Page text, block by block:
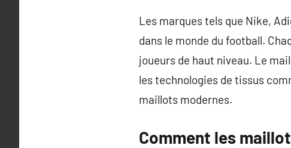
Les marques tels que Nike,
dans le monde du football.
joueurs de haut niveau. Le
les technologies de tissus
maillots modernes.
Comment les